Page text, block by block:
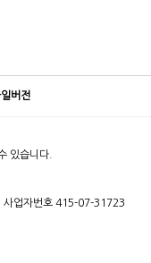
버전
있습니다.
사업자번호 415-07-31723